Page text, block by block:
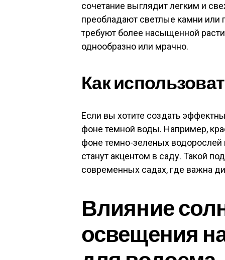
сочетание выглядит легким и
преобладают светлые камни или
требуют более насыщенной
однообразно или мрачно.
Как
Если вы хотите создать
фоне темной воды. Например,
фоне темно-зеленых
станут акцентом в саду. Такой
современных садах, где важна
Влияние
освещения